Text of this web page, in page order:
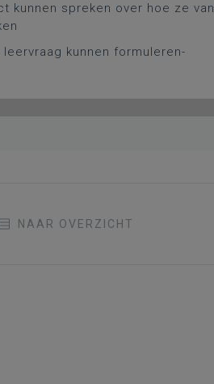
kunnen spreken over hoe ze van
kunnen formuleren-
NAAR OVERZICHT